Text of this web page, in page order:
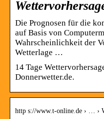
Die Prognosen für die
auf Basis von
Wahrscheinlichkeit der
Wetterlage …
14 Tage
Donnerwetter.de.
http s://www.t-online.de › … ›